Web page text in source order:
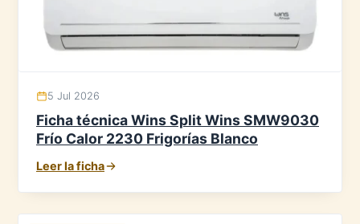
5 Jul 2026
Ficha técnica Wins Split Wins SMW9030
Frío Calor 2230 Frigorías Blanco
Leer la ficha